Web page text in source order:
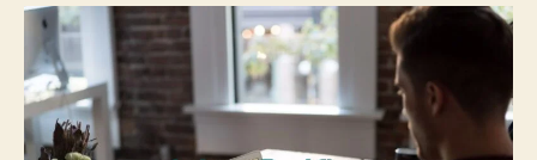
entrada
entrada